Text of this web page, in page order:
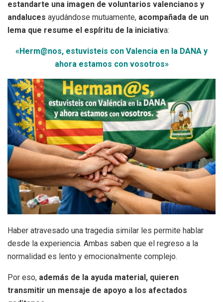
estandarte una imagen de voluntarios valencianos y
andaluces ayudándose mutuamente, acompañada de un
lema que resume el espíritu de la iniciativa:
«Herm@nos, estuvisteis con Valencia en la DANA y
ahora estamos con vosotros»
Haber atravesado una tragedia similar les permite hablar
desde la experiencia. Ambas saben que el regreso a la
normalidad es lento y emocionalmente complejo.
Por eso, además de la ayuda material, quieren
transmitir un mensaje de apoyo a los afectados